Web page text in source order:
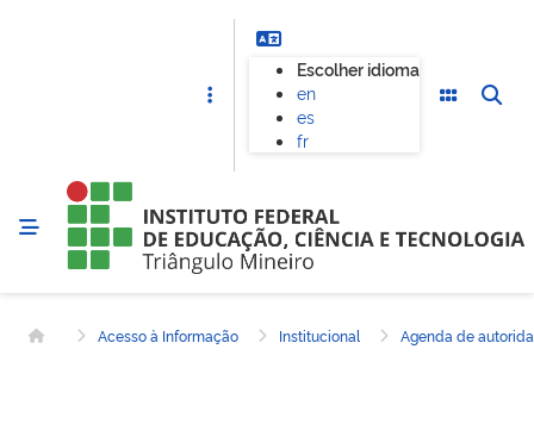
Escolher idioma
en
es
fr
Página inicialAcesso à Informação Institucional Agenda de